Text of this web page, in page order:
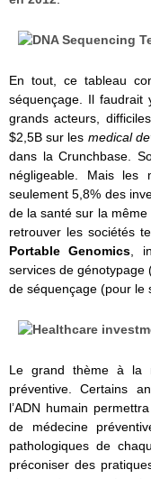
En tout, ce tableau
séquençage. Il faudrait
grands acteurs,
$2,5B sur les medical
dans la Crunchbase.
négligeable. Mais les
seulement 5,8% des
de la santé sur la
retrouver les sociétés
Portable Genomics ,
services de génotypage
de séquençage (pour le
Le grand thème à la
préventive. Certains
l’ADN humain
de médecine
pathologiques de
préconiser des